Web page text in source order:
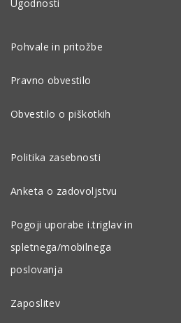
Ugodnosti
Pohvale in pritožbe
Pravno obvestilo
Obvestilo o piškotkih
Politika zasebnosti
Anketa o zadovoljstvu
Pogoji uporabe i.triglav in
spletnega/mobilnega
poslovanja
Zaposlitev